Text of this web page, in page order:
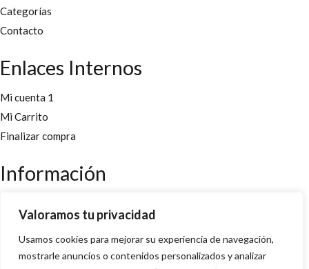
Valoramos tu privacidad
Usamos cookies para mejorar su experiencia de navegación,
mostrarle anuncios o contenidos personalizados y analizar
Categorías
Contacto
Enlaces Internos
Mi cuenta 1
Mi Carrito
Finalizar compra
Información
Políticas y cookies
Política de privacidad y condiciones